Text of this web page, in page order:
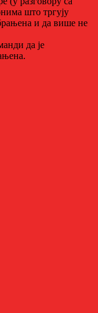
што тргују
и да више не
да је